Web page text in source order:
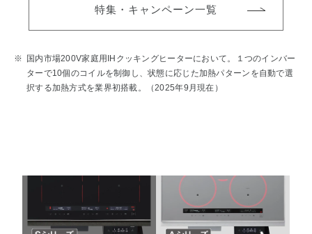
特集・キャンペーン一覧
※
国内市場200V家庭用IHクッキングヒーターにおいて。１つのインバー
ターで10個のコイルを制御し、状態に応じた加熱パターンを自動で選
択する加熱方式を業界初搭載。（2025年9月現在）